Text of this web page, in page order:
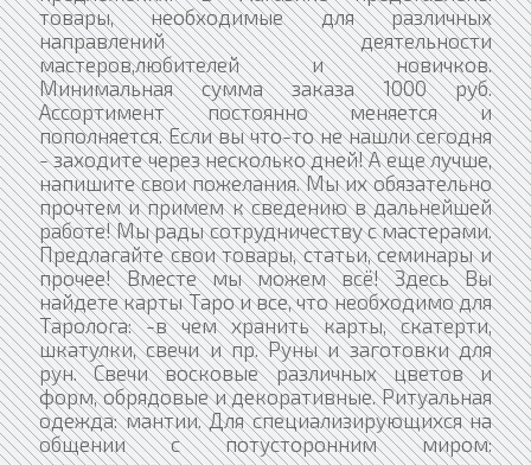
товары, необходимые для различных
направлений деятельности
мастеров,любителей и новичков.
Минимальная сумма заказа 1000 руб.
Ассортимент постоянно меняется и
пополняется. Если вы что-то не нашли сегодня
- заходите через несколько дней! А еще лучше,
напишите свои пожелания. Мы их обязательно
прочтем и примем к сведению в дальнейшей
работе! Мы рады сотрудничеству с мастерами.
Предлагайте свои товары, статьи, семинары и
прочее! Вместе мы можем всё! Здесь Вы
найдете карты Таро и все, что необходимо для
Таролога: -в чем хранить карты, скатерти,
шкатулки, свечи и пр. Руны и заготовки для
рун. Свечи восковые различных цветов и
форм, обрядовые и декоративные. Ритуальная
одежда: мантии. Для специализирующихся на
общении с потусторонним миром: